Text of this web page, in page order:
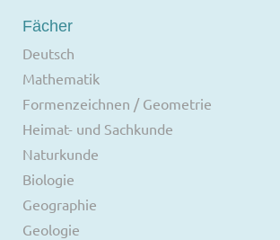
Fächer
Deutsch
Mathematik
Formenzeichnen / Geometrie
Heimat- und Sachkunde
Naturkunde
Biologie
Geographie
Geologie